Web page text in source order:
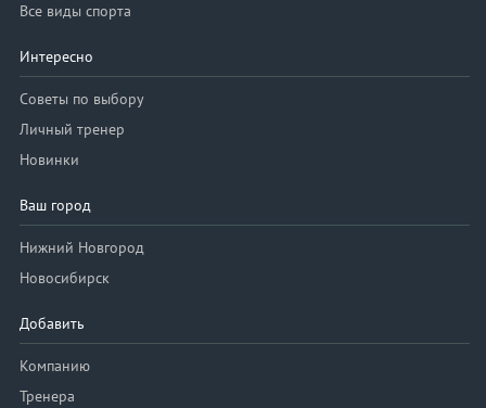
Все виды спорта
Интересно
Советы по выбору
Личный тренер
Новинки
Ваш город
Нижний Новгород
Новосибирск
Добавить
Компанию
Тренера